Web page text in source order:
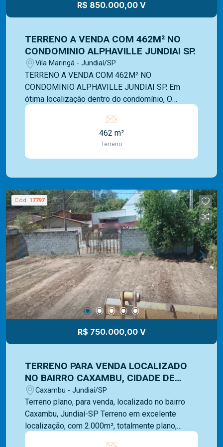
R$ 850.000,00 V
TERRENO A VENDA COM 462M² NO
CONDOMINIO ALPHAVILLE JUNDIAI SP.
Vila Maringá - Jundiaí/SP
TERRENO A VENDA COM 462M² NO
CONDOMINIO ALPHAVILLE JUNDIAI SP. Em
ótima localização dentro do condomínio, O
condomínio Alphaville I em Jundiaí é uma das
opções de alto padrão na cidade, localizado em
uma área privilegiada, com fácil acesso às
principais rodovias e ao centro da cidade. O
Alphaville I oferece segurança 24 horas,
condomínio conta com diversas áreas comuns,
como piscinas, quadras esportivas, playground,
academia, salão de festas, entre outras. Somos
uma imobiliária com mais de 40 anos de mercado
e com uma vasta experiência na administração de
imóveis para venda ou locação. Contamos com
uma ampla opção de imóveis residenciais,
comerciais e lançamentos e equipe Mediterrâneo
Imóveis é especializada e recebe treinamento
exclusivo para melhor te atender.
462 m²
Terreno
Cód. 17797
R$ 750.000,00 V
TERRENO PARA VENDA LOCALIZADO
NO BAIRRO CAXAMBU, CIDADE DE
JUNDIÁI-SP
Caxambu - Jundiaí/SP
Terreno plano, para venda, localizado no bairro
Caxambu, Jundiaí-SP Terreno em excelente
localização, com 2.000m², totalmente plano,
pronto para construir. Excelente local, com